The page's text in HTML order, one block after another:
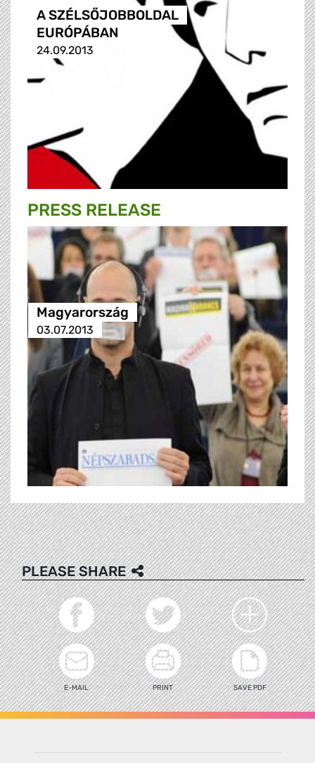
A SZÉLSŐJOBBOLDAL
EURÓPÁBAN
24.09.2013
PRESS RELEASE
Magyarország
03.07.2013
PLEASE SHARE
E-MAIL PRINT SAVE PDF